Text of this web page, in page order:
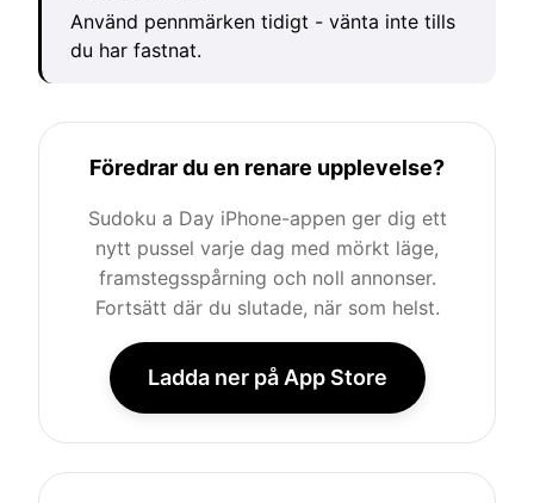
Använd pennmärken tidigt - vänta inte tills
du har fastnat.
Föredrar du en renare upplevelse?
Sudoku a Day iPhone-appen ger dig ett
nytt pussel varje dag med mörkt läge,
framstegsspårning och noll annonser.
Fortsätt där du slutade, när som helst.
Ladda ner på App Store